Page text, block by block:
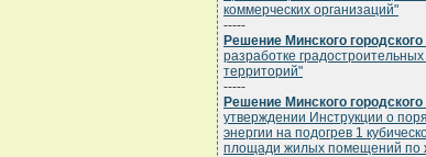
коммерческих организаций"
-----
Решение Минского
разработке
территорий"
-----
Решение Минского
утверждении Инструкции о
энергии на подогрев 1
площади жилых помещений по